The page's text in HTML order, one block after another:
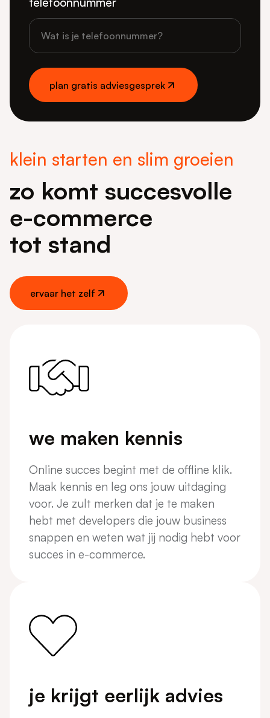
plan gratis adviesgesprek
plan gratis adviesgesprek
klein starten en slim groeien
zo komt succesvolle
e-commerce
tot stand
ervaar het zelf
we maken kennis
Online succes begint met de offline klik.
Maak kennis en leg ons jouw uitdaging
voor. Je zult merken dat je te maken
hebt met developers die jouw business
snappen en weten wat jij nodig hebt voor
succes in e-commerce.
je krijgt eerlijk advies